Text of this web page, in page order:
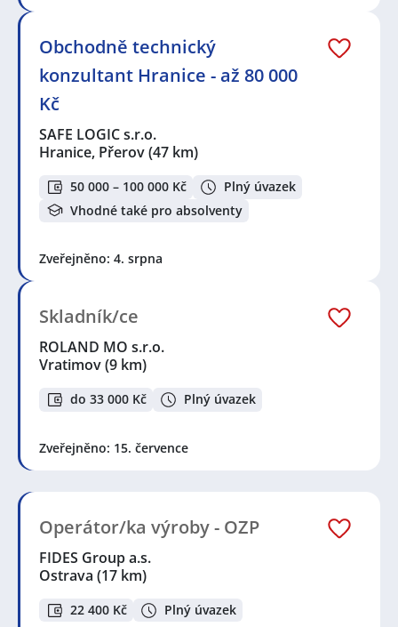
Prodavačka
Vedoucí obchodu
Team leader,Manažer / manažerka prodeje
Obchodní zástupce / zástupkyně
Obsluha strojů,
Zástupce vedoucího manažera
Seznam lokalit v zobrazených inzerátech:
Frýdek-Místek,Vsetín
Ostrava,Rožnov pod Radhoštěm
Valašské Meziříčí
Hranice, okres Přerov
Studénka,Šenov u Nového Jičína,Hladké Životice
Obchodně technický
konzultant Hranice - až 80 000
Kč
SAFE LOGIC s.r.o.
Hranice, Přerov(47 km)
50 000 – 100 000 Kč
Plný úvazek
Vhodné také pro absolventy
Zveřejněno: 4. srpna
Skladník/ce
ROLAND MO s.r.o.
Vratimov(9 km)
do 33 000 Kč Plný úvazek
Zveřejněno: 15. července
Operátor/ka výroby - OZP
FIDES Group a.s.
Ostrava (17 km)
22 400 Kč Plný úvazek